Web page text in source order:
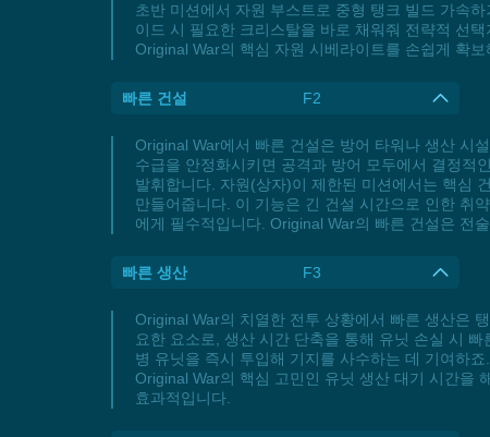
초반 미션에서 자원 부스트로 중형 탱크 빌드 가속
이드 시 필요한 크리스탈을 바로 채워줘 전략적 선
Original War의 핵심 자원 시베라이트를 손쉽게 확
빠른 건설 F2
Original War에서 빠른 건설은 방어 타워나 생산 시
수급을 안정화시키면 공격과 방어 모두에서 결정적
발휘합니다. 자원(상자)이 제한된 미션에서는 핵심
만들어줍니다. 이 기능은 긴 건설 시간으로 인한 취
에게 필수적입니다. Original War의 빠른 건설은 전
빠른 생산 F3
Original War의 치열한 전투 상황에서 빠른 생산은
요한 요소로, 생산 시간 단축을 통해 유닛 손실 시
병 유닛을 즉시 투입해 기지를 사수하는 데 기여하
Original War의 핵심 고민인 유닛 생산 대기 시간을
효과적입니다.